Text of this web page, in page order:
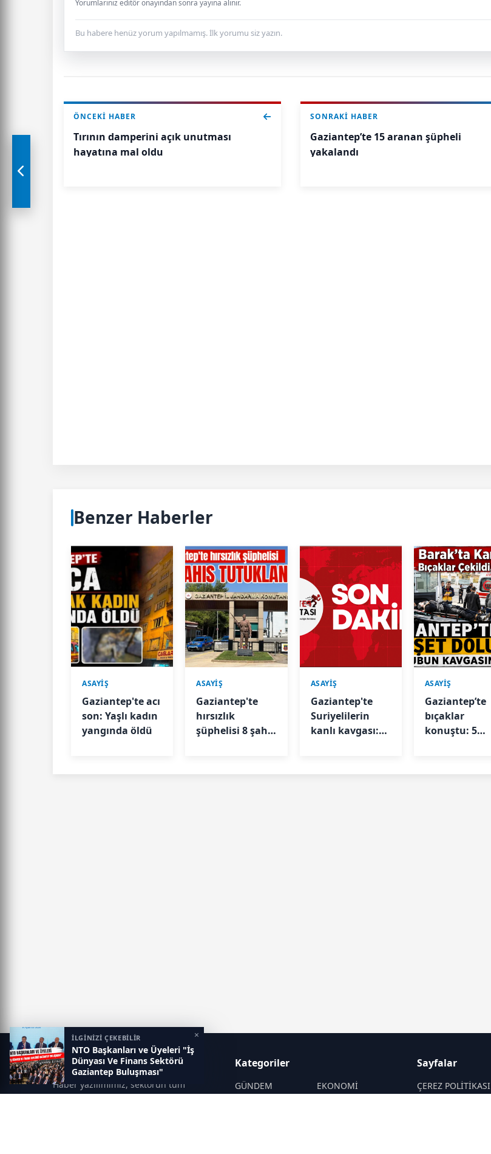
Yorumlarınız editör onayından sonra yayına alınır.
Bu habere henüz yorum yapılmamış. İlk yorumu siz yazın.
ÖNCEKI HABER
Tırının damperini açık unutması
hayatına mal oldu
SONRAKI HABER
Gaziantep’te 15 aranan şüpheli
yakalandı
Benzer Haberler
ASAYİŞ
Gaziantep'te acı
son: Yaşlı kadın
yangında öldü
ASAYİŞ
Gaziantep'te
hırsızlık
şüphelisi 8 şahıs
ASAYİŞ
Gaziantep'te
Suriyelilerin
kanlı kavgası:
ASAYİŞ
Gaziantep’te
bıçaklar
konuştu: 5
İLGİNİZİ ÇEKEBİLİR
NTO Başkanları ve Üyeleri "İş
Dünyası Ve Finans Sektörü
Gaziantep Buluşması"
Programına Katıldı
×
Gaziantep Postası
Haber yazılımımız, sektörün tüm
ihtiyaçlarını karşılayacak şekilde
Kategoriler
GÜNDEM
EKONOMİ
Sayfalar
ÇEREZ POLİTİKASI